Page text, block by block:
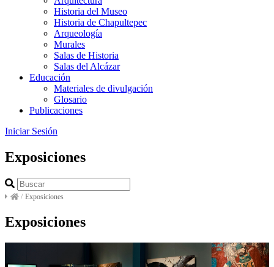
Historia del Museo
Historia de Chapultepec
Arqueología
Murales
Salas de Historia
Salas del Alcázar
Educación
Materiales de divulgación
Glosario
Publicaciones
Iniciar Sesión
Exposiciones
/ Exposiciones
Exposiciones